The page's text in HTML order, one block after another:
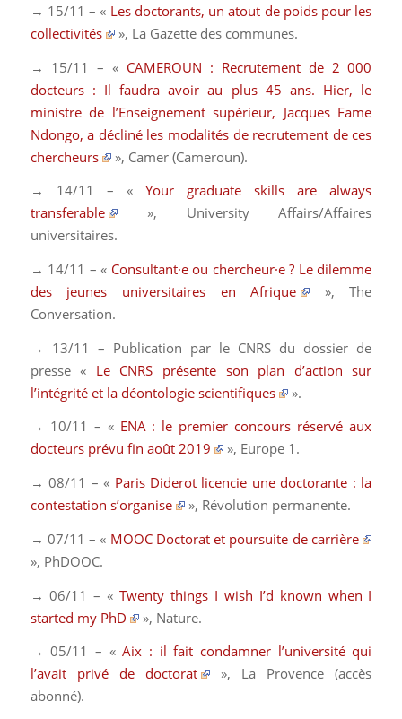
→ 15/11 – « Les doctorants, un atout de poids pour les
collectivités
», La Gazette des communes.
→ 15/11 – « CAMEROUN : Recrutement de 2 000
docteurs : Il faudra avoir au plus 45 ans. Hier, le
ministre de l’Enseignement supérieur, Jacques Fame
Ndongo, a décliné les modalités de recrutement de ces
chercheurs
», Camer(Cameroun).
→ 14/11 – « Your graduate skills are always
transferable
», University Affairs/Affaires
universitaires.
→ 14/11 – « Consultant·e ou chercheur·e ? Le dilemme
des jeunes universitaires en Afrique
»,The
Conversation.
→ 13/11 – Publication par le CNRS du dossier de
presse « Le CNRS présente son plan d’action sur
l’intégrité et la déontologie scientifiques
».
→ 10/11 – « ENA : le premier concours réservé aux
docteurs prévu fin août 2019
», Europe 1 .
→ 08/11 – « Paris Diderot licencie une doctorante : la
contestation s’organise
», Révolution permanente.
→ 07/11 – « MOOC Doctorat et poursuite de carrière
», PhDOOC.
→ 06/11 – «Twenty things I wish I’d known when I
started my PhD
», Nature.
→ 05/11 – «Aix : il fait condamner l’université qui
l’avait privé de doctorat
», La Provence(accès
abonné).